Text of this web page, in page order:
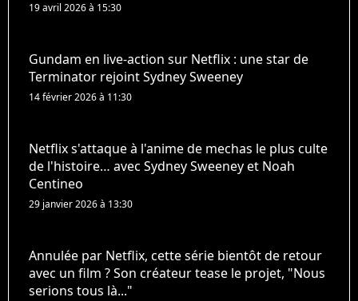
19 avril 2026 à 15:30
Gundam en live-action sur Netflix : une star de
Terminator rejoint Sydney Sweeney
14 février 2026 à 11:30
Netflix s'attaque à l'anime de mechas le plus culte
de l'histoire… avec Sydney Sweeney et Noah
Centineo
29 janvier 2026 à 13:30
Annulée par Netflix, cette série bientôt de retour
avec un film ? Son créateur tease le projet, "Nous
serions tous là..."